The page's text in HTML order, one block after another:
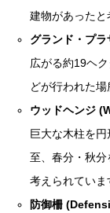
建物があったと
グランド・プ
広がる約19ヘ
どが行われた場
ウッドヘンジ
巨大な木柱を
至、春分・秋分
考えられていま
防御柵